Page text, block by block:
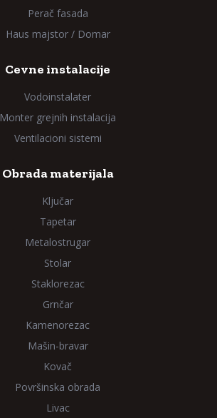
Perač fasada
Haus majstor / Domar
Cevne instalacije
Vodoinstalater
Monter grejnih instalacija
Ventilacioni sistemi
Obrada materijala
Ključar
Tapetar
Metalostrugar
Stolar
Staklorezac
Grnčar
Kamenorezac
Mašin-bravar
Kovač
Površinska obrada
Livac